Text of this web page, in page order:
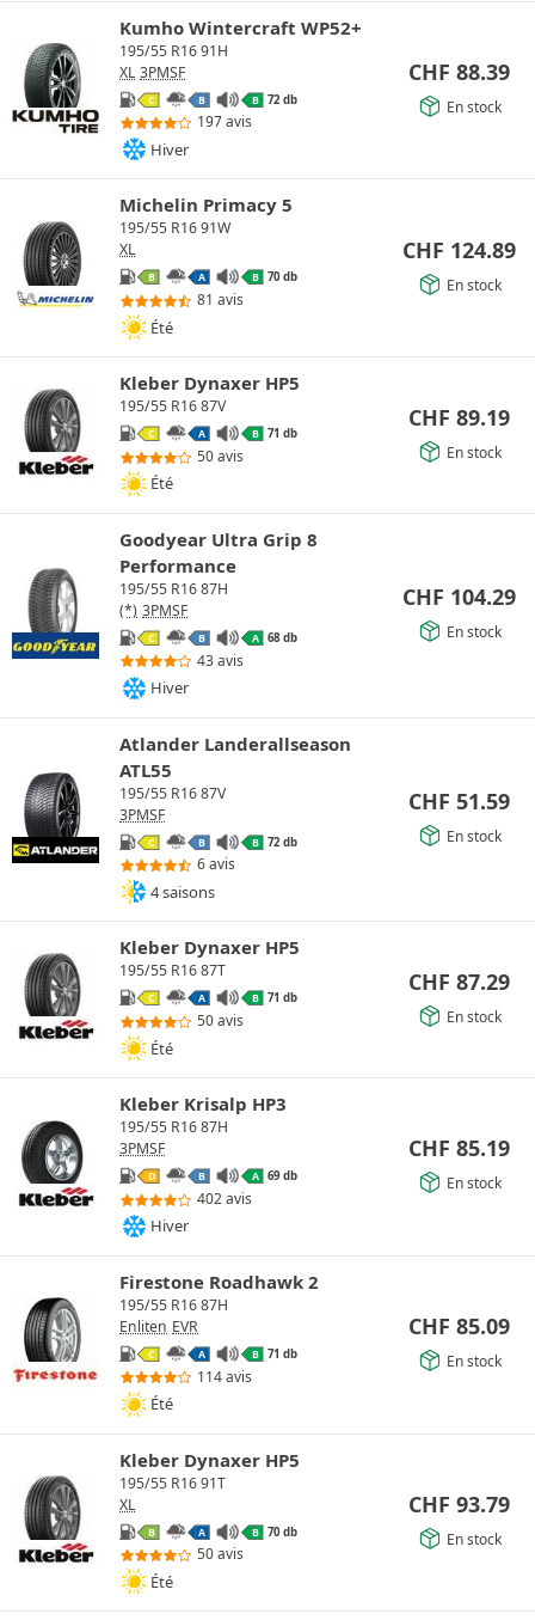
Kumho Wintercraft WP52+
195/55 R16 91H
XL 3PMSF
C B B 72 db
197 avis
Hiver
CHF 88.39
En stock
Michelin Primacy 5
195/55 R16 91W
XL
B A B 70 db
81 avis
Été
CHF 124.89
En stock
Kleber Dynaxer HP5
195/55 R16 87V
C A B 71 db
50 avis
Été
CHF 89.19
En stock
Goodyear Ultra Grip 8
Performance
195/55 R16 87H
(*) 3PMSF
C B A 68 db
43 avis
Hiver
CHF 104.29
En stock
Atlander Landerallseason
ATL55
195/55 R16 87V
3PMSF
C B B 72 db
6 avis
4 saisons
CHF 51.59
En stock
Kleber Dynaxer HP5
195/55 R16 87T
C A B 71 db
50 avis
Été
CHF 87.29
En stock
Kleber Krisalp HP3
195/55 R16 87H
3PMSF
D B A 69 db
402 avis
Hiver
CHF 85.19
En stock
Firestone Roadhawk 2
195/55 R16 87H
Enliten EVR
C A B 71 db
114 avis
Été
CHF 85.09
En stock
Kleber Dynaxer HP5
195/55 R16 91T
XL
B A B 70 db
50 avis
Été
CHF 93.79
En stock